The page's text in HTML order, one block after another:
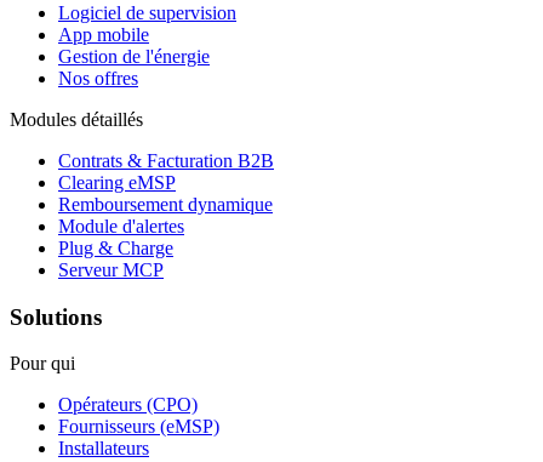
Logiciel de supervision
App mobile
Gestion de l'énergie
Nos offres
Modules détaillés
Contrats & Facturation B2B
Clearing eMSP
Remboursement dynamique
Module d'alertes
Plug & Charge
Serveur MCP
Solutions
Pour qui
Opérateurs (CPO)
Fournisseurs (eMSP)
Installateurs